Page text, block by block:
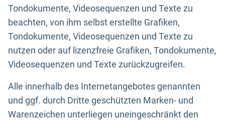
Tondokumente, Videosequenzen und Texte zu
beachten, von ihm selbst erstellte Grafiken,
Tondokumente, Videosequenzen und Texte zu
nutzen oder auf lizenzfreie Grafiken, Tondokumente,
Videosequenzen und Texte zurückzugreifen.
Alle innerhalb des Internetangebotes genannten
und ggf. durch Dritte geschützten Marken- und
Warenzeichen unterliegen uneingeschränkt den